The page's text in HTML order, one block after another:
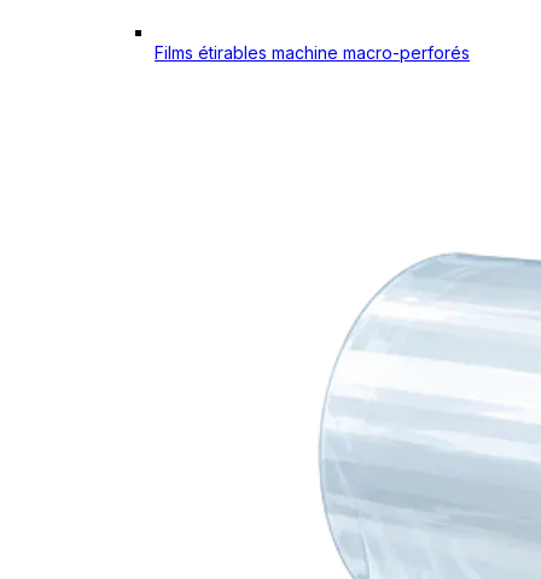
Films étirables machine macro-perforés